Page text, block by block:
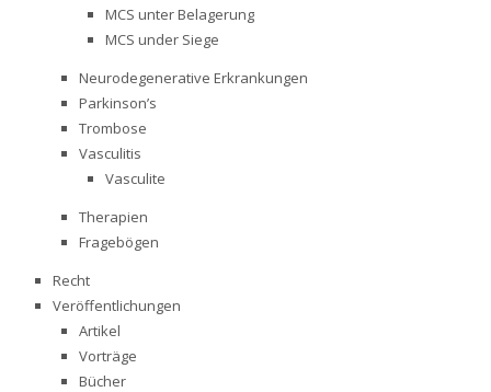
MCS unter Belagerung
MCS under Siege
Neurodegenerative Erkrankungen
Parkinson’s
Trombose
Vasculitis
Vasculite
Therapien
Fragebögen
Recht
Veröffentlichungen
Artikel
Vorträge
Bücher